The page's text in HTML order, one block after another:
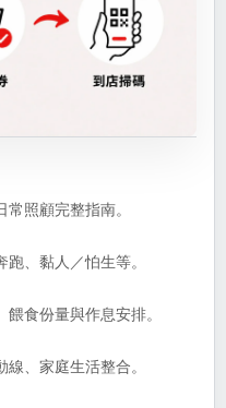
照顧完整指南。
、黏人／怕生等。
食份量與作息安排。
、家庭生活整合。